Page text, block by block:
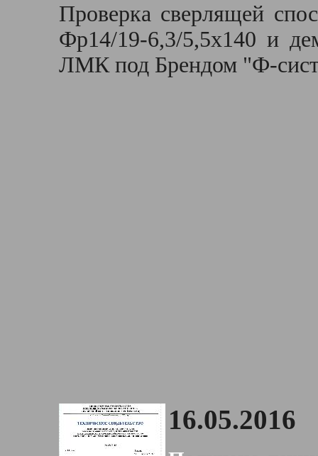
Проверка сверлящей
Фр14/19-6,3/5,5x140 и
ЛМК под Брендом "Ф-
16.05.2016